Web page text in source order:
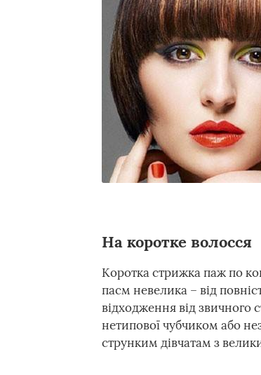
На коротке волосся
Коротка стрижка паж по
пасм невелика – від
відходження від звичного
нетипової чубчиком або
струнким дівчатам з